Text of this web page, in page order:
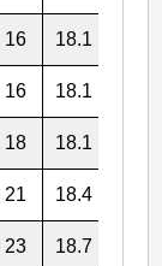
16 18.1
16 18.1
18 18.1
21 18.4
23 18.7